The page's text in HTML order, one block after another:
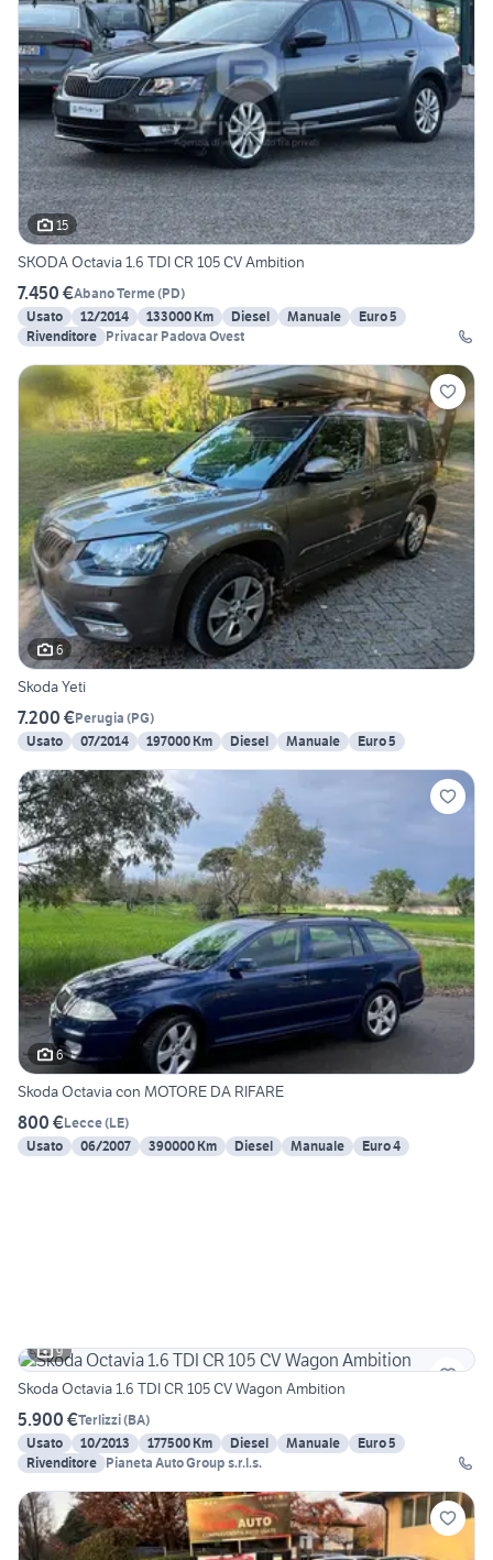
15
SKODA Octavia 1.6 TDI CR 105 CV Ambition
7.450 €Abano Terme(PD)
Usato
12/2014 133000 Km Diesel Manuale
Euro 5
Rivenditore Privacar Padova Ovest
6
Skoda Yeti
7.200 €Perugia (PG)
Usato
07/2014 197000 Km Diesel Manuale Euro 5
6
Skoda Octavia con MOTORE DA RIFARE
800 €Lecce(LE)
Usato
06/2007 390000 Km Diesel Manuale Euro 4
9
Skoda Octavia 1.6 TDI CR 105 CV Wagon Ambition
5.900 €Terlizzi(BA)
Usato
10/2013 177500 Km Diesel Manuale
Euro 5
Rivenditore Pianeta Auto Group s.r.l.s.